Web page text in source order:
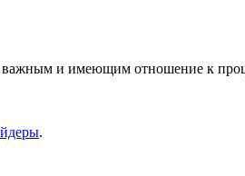
важным и имеющим отношение к
.